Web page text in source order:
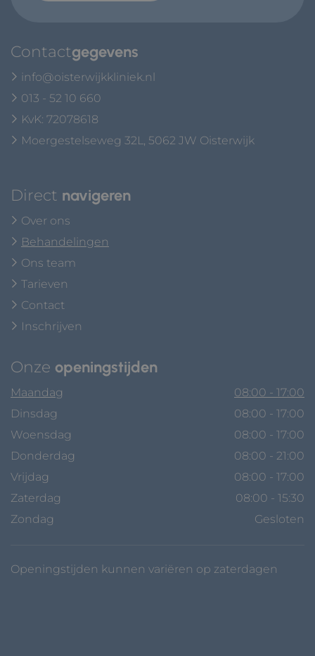
Contactgegevens
info@oisterwijkkliniek.nl
013 - 52 10 660
KvK: 72078618
Moergestelseweg 32L, 5062 JW Oisterwijk
Direct navigeren
Over ons
Behandelingen
Ons team
Tarieven
Contact
Inschrijven
Onze openingstijden
Maandag
08:00 - 17:00
Dinsdag
08:00 - 17:00
Woensdag
08:00 - 17:00
Donderdag
08:00 - 21:00
Vrijdag
08:00 - 17:00
Zaterdag
08:00 - 15:30
Zondag
Gesloten
Openingstijden kunnen variëren op zaterdagen